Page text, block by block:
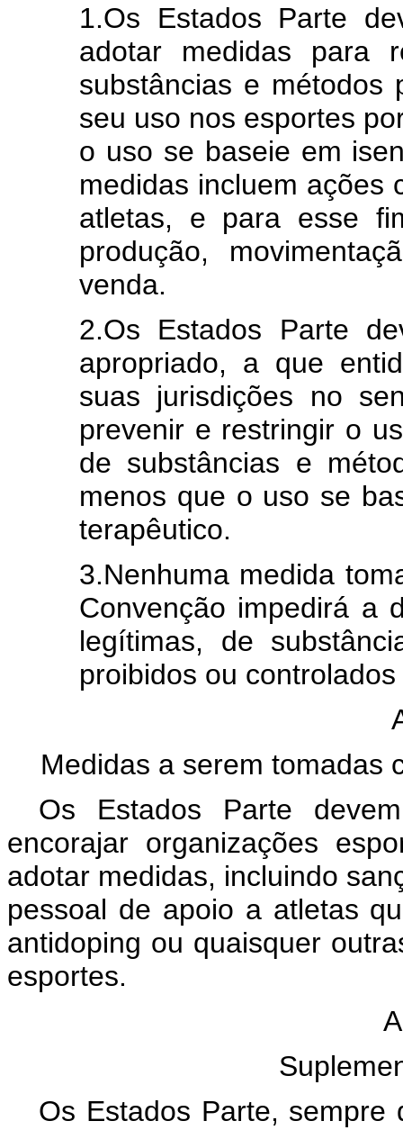
1.Os Estados Parte
adotar medidas para
substâncias e métodos
seu uso nos esportes
o uso se baseie em
medidas incluem ações
atletas, e para esse
produção,
venda.
2.Os Estados Parte
apropriado, a que
suas jurisdições no
prevenir e restringir o
de substâncias e
menos que o uso se
terapêutico.
3.Nenhuma medida
Convenção impedirá a
legítimas, de
proibidos ou
Medidas a serem tomadas
Os Estados Parte
encorajar organizações
adotar medidas, incluindo
pessoal de apoio a atletas
antidoping ou quaisquer
esportes.
Os Estados Parte, sempre